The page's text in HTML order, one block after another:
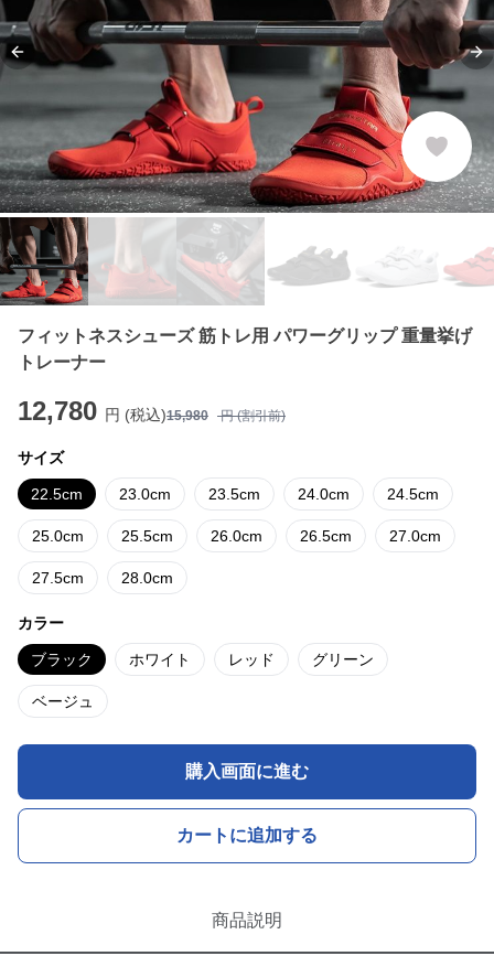
Previous slide
フィットネスシューズ 筋トレ用 パワーグリップ 重量挙げ
トレーナー
12,780 円 (税込)15,980 円 (割引前)
サイズ
22.5cm 23.0cm 23.5cm 24.0cm 24.5cm
25.0cm 25.5cm 26.0cm 26.5cm 27.0cm
27.5cm 28.0cm
カラー
ブラック ホワイト レッド グリーン
ベージュ
購入画面に進む
カートに追加する
商品説明